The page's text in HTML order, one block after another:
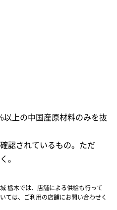
以上の中国産原材料のみを抜
認されているもの。ただ
。
栃木では、店舗による供給も行って
ては、ご利用の店舗にお問い合わせく